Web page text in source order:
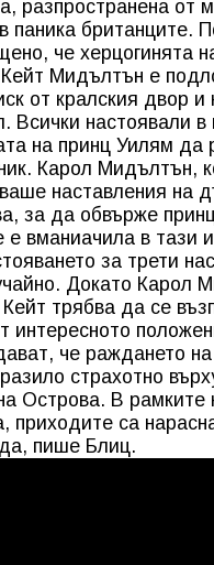
разпространена от
паника британците.
че херцогинята
Мидълтън е
от кралския двор и
Всички настоявали в
на принц Уилям да
Карол Мидълтън,
наставления на
за да обвърже
е вманиачила в тази
за трети
Докато Карол
трябва да се
интересното
че раждането
страхотно
Острова. В рамките
приходите са
пише Блиц.